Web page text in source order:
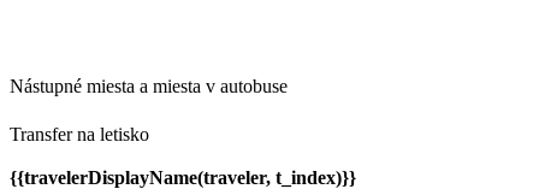
Nástupné miesta a miesta v autobuse
Transfer na letisko
{{travelerDisplayName(traveler, t_index)}}